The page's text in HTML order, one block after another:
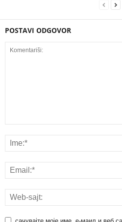
POSTAVI ODGOVOR